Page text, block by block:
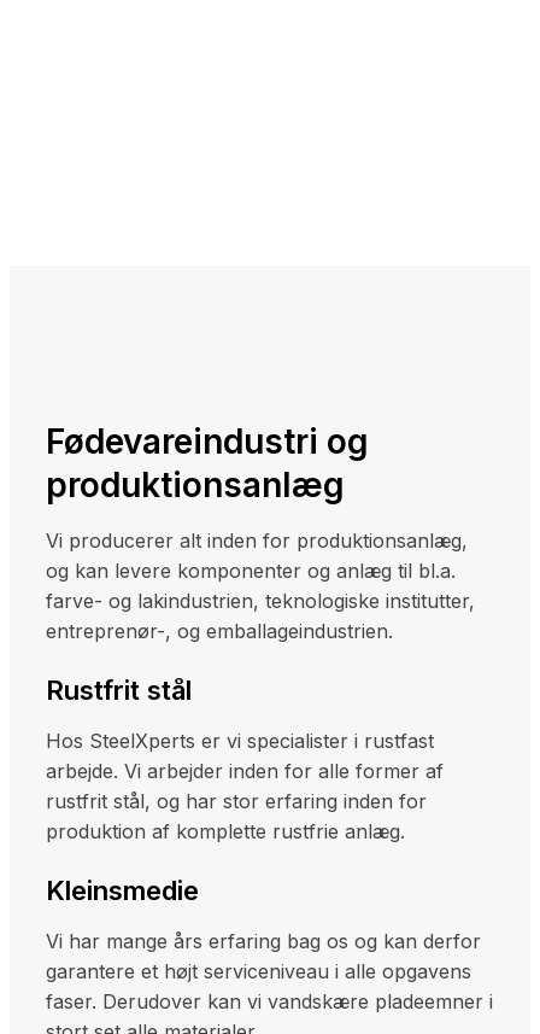
Fødevareindustri og
produktionsanlæg
Vi producerer alt inden for produktionsanlæg,
og kan levere komponenter og anlæg til bl.a.
farve- og lakindustrien, teknologiske institutter,
entreprenør-, og emballageindustrien.
Rustfrit stål
Hos SteelXperts er vi specialister i rustfast
arbejde. Vi arbejder inden for alle former af
rustfrit stål, og har stor erfaring inden for
produktion af komplette rustfrie anlæg.
Kleinsmedie
Vi har mange års erfaring bag os og kan derfor
garantere et højt serviceniveau i alle opgavens
faser. Derudover kan vi vandskære pladeemner i